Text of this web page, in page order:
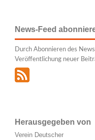
News-Feed
Durch Abonnieren des
Veröffentlichung neuer
Herausgegeben von
Verein Deutscher